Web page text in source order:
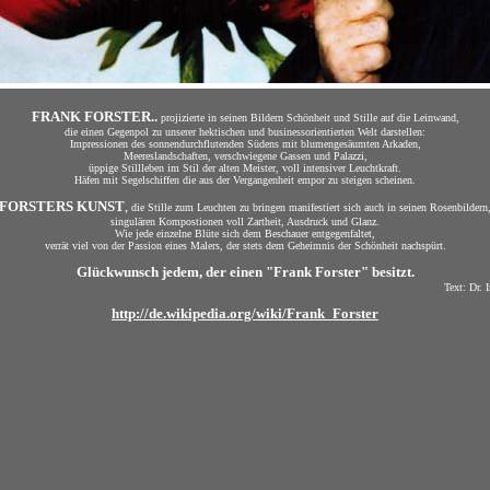
FRANK FORSTER..projizierte in seinen Bildern Schönheit und Stille auf die Leinwand,
die einen Gegenpol zu unserer hektischen und businessorientierten Welt darstellen:
Impressionen des sonnendurchflutenden Südens mit blumengesäumten Arkaden,
Meereslandschaften, verschwiegene Gassen und Palazzi,
üppige Stillleben im Stil der alten Meister, voll intensiver Leuchtkraft.
Häfen mit Segelschiffen die aus der Vergangenheit empor zu steigen scheinen.
FORSTERS KUNST, die Stille zum Leuchten zu bringen manifestiert sich auch in seinen Rosenbildern,
singulären Kompostionen voll Zartheit, Ausdruck und Glanz.
Wie jede einzelne Blüte sich dem Beschauer entgegenfaltet,
verrät viel von der Passion eines Malers, der stets dem Geheimnis der Schönheit nachspürt.
Glückwunsch jedem, der einen "Frank Forster" besitzt.
Dr. Irena
http://de.wikipedia.org/wiki/Frank_Forster